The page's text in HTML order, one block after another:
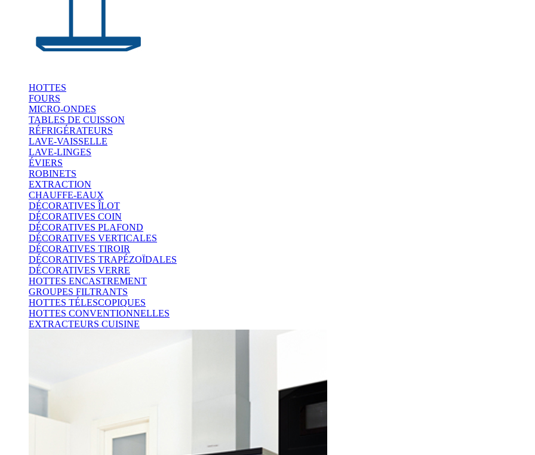
HOTTES
FOURS
MICRO-ONDES
TABLES DE CUISSON
RÉFRIGÉRATEURS
LAVE-VAISSELLE
LAVE-LINGES
ÉVIERS
ROBINETS
EXTRACTION
CHAUFFE-EAUX
DÉCORATIVES ÎLOT
DÉCORATIVES COIN
DÉCORATIVES PLAFOND
DÉCORATIVES VERTICALES
DÉCORATIVES TIROIR
DÉCORATIVES TRAPÉZOÏDALES
DÉCORATIVES VERRE
HOTTES ENCASTREMENT
GROUPES FILTRANTS
HOTTES TÉLESCOPIQUES
HOTTES CONVENTIONNELLES
EXTRACTEURS CUISINE